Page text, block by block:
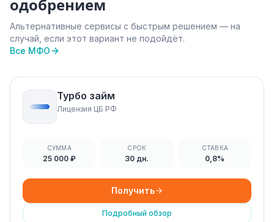
одобрением
Альтернативные сервисы с быстрым решением — на
случай, если этот вариант не подойдёт.
Все МФО
Турбо займ
Лицензия ЦБ РФ
СУММА
25 000 ₽
СРОК
30 дн.
СТАВКА
0,8%
Получить
Подробный обзор